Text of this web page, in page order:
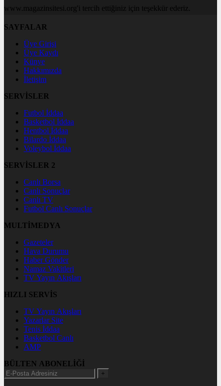
www.magazinsitesi.org'i tercih ettiğiniz için teşekkür ederiz.
SAYFALAR
Üye Girişi
Üye Kaydı
Künye
Hakkımızda
İletişim
SERVİSLER
Futbol İddaa
Basketbol İddaa
Hentbol İddaa
Bilardo İddaa
Voleybol İddaa
SERVİSLER 2
Canlı Borsa
Canlı Sonuçlar
Canlı TV
Futbol Canlı Sonuçlar
MULTİMEDYA
Gazeteler
Hava Durumu
Haber Gönder
Namaz Vakitleri
TV Yayın Akışları
HIZLI SERVİS
TV Yayın Akışları
Yazarlar Site
Tenis İddaa
Basketbol Canlı
AMP
BÜLTEN ABONELİĞİ
+